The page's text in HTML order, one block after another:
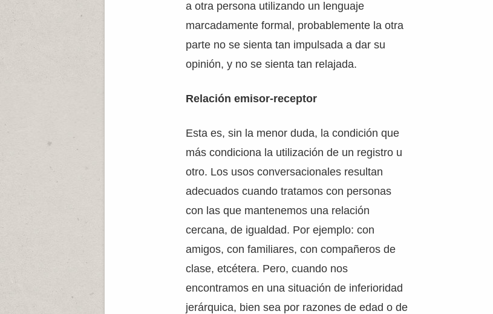
a otra persona utilizando un lenguaje
marcadamente formal, probablemente la otra
parte no se sienta tan impulsada a dar su
opinión, y no se sienta tan relajada.
Relación emisor-receptor
Esta es, sin la menor duda, la condición que
más condiciona la utilización de un registro u
otro. Los usos conversacionales resultan
adecuados cuando tratamos con personas
con las que mantenemos una relación
cercana, de igualdad. Por ejemplo: con
amigos, con familiares, con compañeros de
clase, etcétera. Pero, cuando nos
encontramos en una situación de inferioridad
jerárquica, bien sea por razones de edad o de